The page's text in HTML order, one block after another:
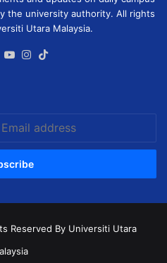
the university authority. All rights
Utara Malaysia.
X YouTubeInstagram
Reserved By Universiti Utara